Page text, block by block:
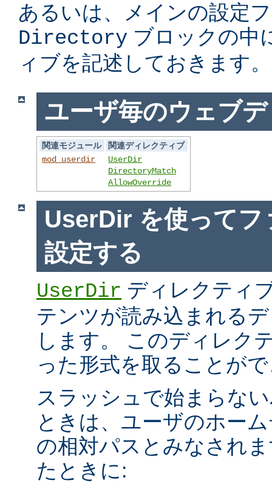
あるいは、メインの設定
Directory ブロックの中
ィブを記述しておきます。
ユーザ毎のウェブ
関連モジュール
関連ディレクティブ
mod_userdir
UserDir
DirectoryMatch
AllowOverride
UserDir を使ってフ
設定する
UserDir ディレクティ
テンツが読み込まれる
します。 このディレク
った形式を取ることが
スラッシュで始まらな
ときは、ユーザのホー
の相対パスとみなされ
たときに: